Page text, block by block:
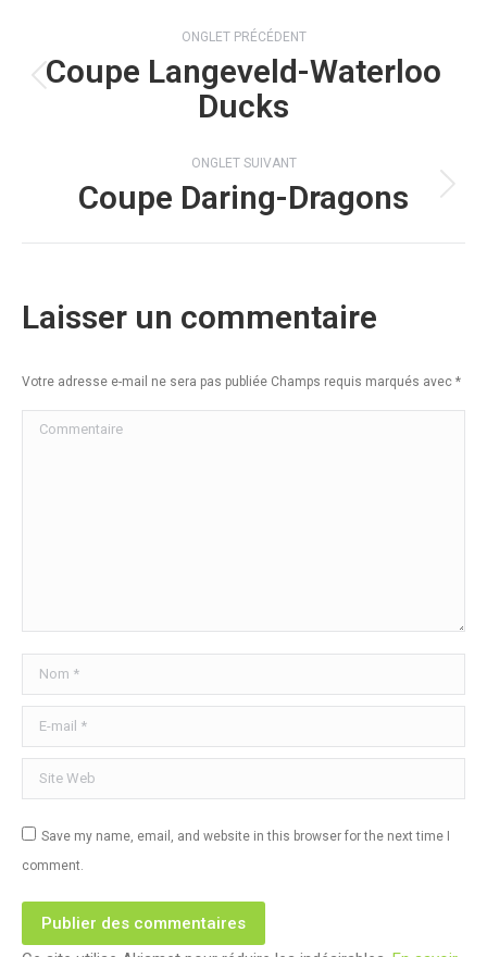
de
commentaire
ONGLET PRÉCÉDENT
Onglet
précédent
Coupe Langeveld-Waterloo
Ducks
ONGLET SUIVANT
Onglet
Coupe Daring-Dragons
Laisser un commentaire
Votre adresse e-mail ne sera pas publiée Champs requis marqués avec *
Commentaire
Nom *
E-mail *
Site Web
Save my name, email, and website in this browser for the next time I
comment.
Publier des commentaires